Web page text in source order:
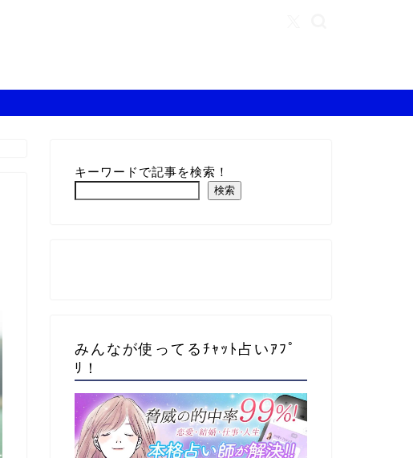
キーワードで記事を検索！
検索
みんなが使ってるﾁｬｯﾄ占いｱﾌﾟ
ﾘ！